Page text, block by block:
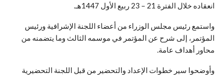
انعقاده خلال الفترة 21 – 23 ربيع الأول 1447هـ.
واستمع رئيس مجلس الوزراء من أعضاء اللجنة الإشرافية ورئيس
المؤتمر، إلى شرح عن المؤتمر في موسمه الثالث وما يتضمنه من
محاور أهداف عامة.
وأوضحوا سير خطوات الإعداد والتحضير من قبل اللجنة التحضيرية